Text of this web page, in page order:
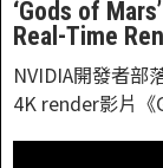
‘Gods of
Real-Time
NVIDIA開發者部
4K render影片《